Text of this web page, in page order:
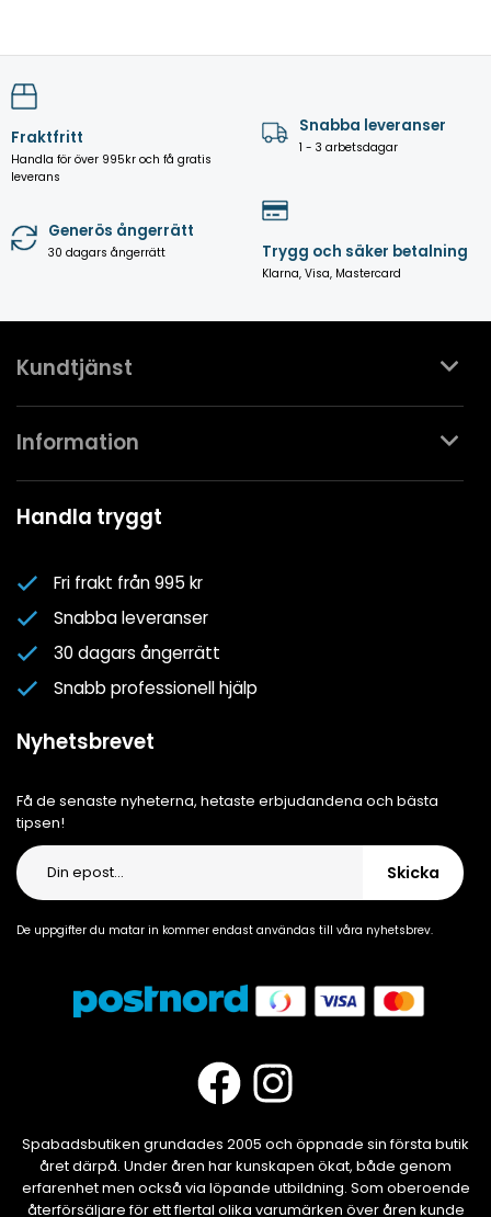
Fraktfritt
Handla för över 995kr och få gratis
leverans
Snabba leveranser
1 - 3 arbetsdagar
Generös ångerrätt
30 dagars ångerrätt Trygg och säker betalning
Klarna, Visa, Mastercard
Kundtjänst
Kontakta oss
Mina favoriter
Information
Spa- & Poolguider
Nyhetsbrev
Om oss
Cookiepolicy
Cookie-inställningar
Handla tryggt
Fri frakt från 995 kr
Snabba leveranser
30 dagars ångerrätt
Snabb professionell hjälp
Nyhetsbrevet
Få de senaste nyheterna, hetaste erbjudandena och bästa
tipsen!
Skicka
De uppgifter du matar in kommer endast användas till våra nyhetsbrev.
Spabadsbutiken grundades 2005 och öppnade sin första butik
året därpå. Under åren har kunskapen ökat, både genom
erfarenhet men också via löpande utbildning. Som oberoende
återförsäljare för ett flertal olika varumärken över åren kunde